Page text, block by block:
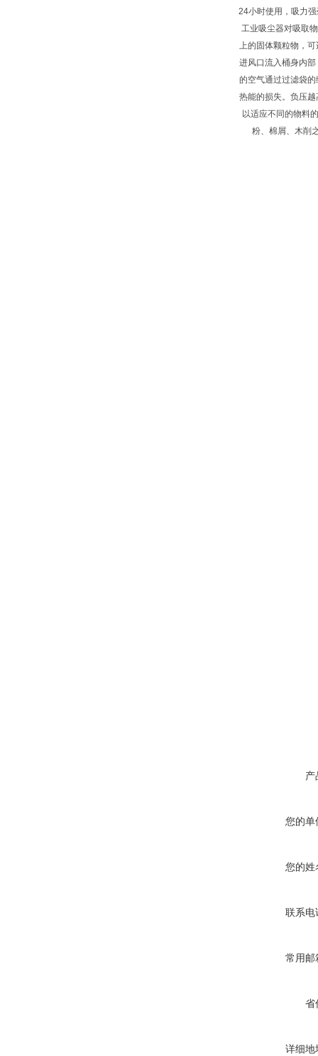
24小时使用，吸力
工业吸尘器对吸取
上的固体颗粒物，
进风口流入桶身内
的空气通过过滤袋
热能的损失。负压
以适应不同的物料
粉、棉屑、木削
产
您的单
您的姓
联系电
常用邮
省
详细地